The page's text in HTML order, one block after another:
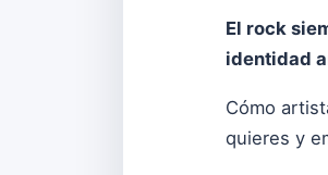
El rock
identidad
Cómo
quieres y